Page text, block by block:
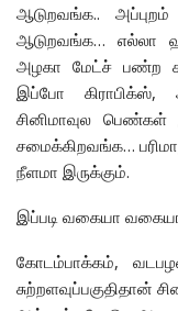
ஆடுறவங்க..
ஆடுறவங்க… எல்லா
அழகா மேட்ச் பண்ற
இப்போ கிராபிக்ஸ்,
சினிமாவுல பெண்கள்
சமைக்கிறவங்க…
நீளமா இருக்கும்.
இப்படி வகையா
கோடம்பாக்கம்,
சுற்றளவுப்பகுதிதான்